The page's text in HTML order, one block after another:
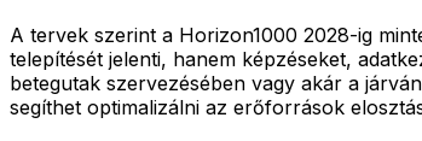
A tervek szerint a Horizon1000 2028-ig
telepítését jelenti, hanem képzéseket,
betegutak szervezésében vagy akár a
segíthet optimalizálni az erőforrások